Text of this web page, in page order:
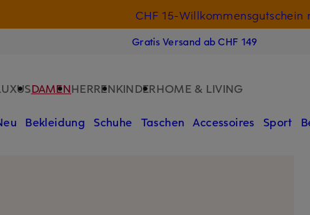
CHF 15-Willkommensgutschein
Gratis Versand ab CHF 149
DAMENHERRENKINDERHOME & LIVING
Bekleidung Schuhe Taschen Accessoires Sport